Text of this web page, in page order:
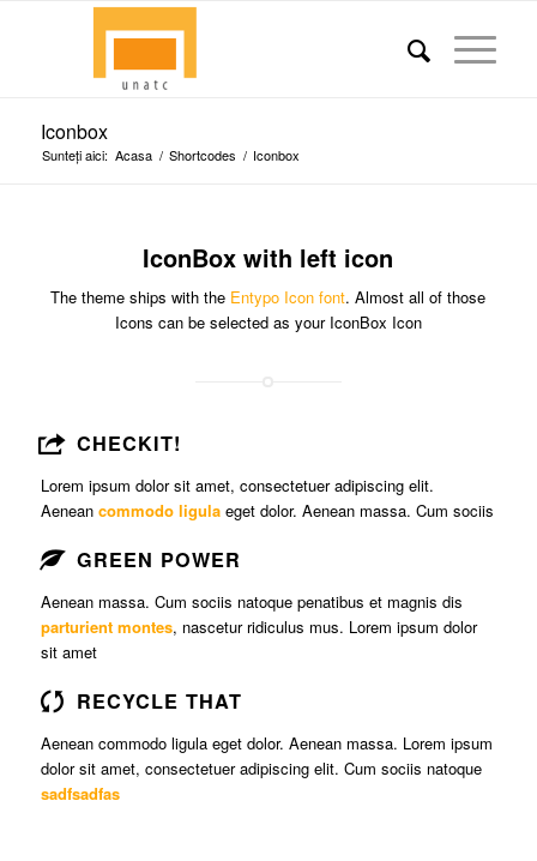
Iconbox
Sunteți aici: Acasa / Shortcodes / Iconbox
IconBox with left icon
The theme ships with the Entypo Icon font. Almost all of those
Icons can be selected as your IconBox Icon
CHECKIT!
Lorem ipsum dolor sit amet, consectetuer adipiscing elit.
Aenean commodo ligulaeget dolor. Aenean massa. Cum sociis
GREEN POWER
Aenean massa. Cum sociis natoque penatibus et magnis dis
parturient montes, nascetur ridiculus mus. Lorem ipsum dolor
sit amet
RECYCLE THAT
Aenean commodo ligula eget dolor. Aenean massa. Lorem ipsum
dolor sit amet, consectetuer adipiscing elit. Cum sociis natoque
sadfsadfas